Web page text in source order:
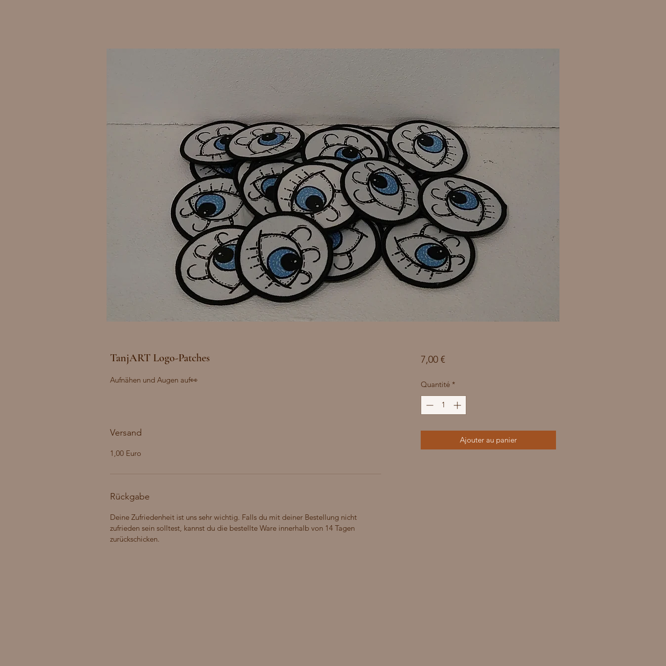
TanjART Logo-Patches
Aufnähen und Augen auf👀
Versand
1,00 Euro
Rückgabe
Deine Zufriedenheit ist uns sehr wichtig. Falls du mit deiner Bestellung nicht
zufrieden sein solltest, kannst du die bestellte Ware innerhalb von 14 Tagen
zurückschicken.
7,00 €Prix
Quantité *
Ajouter au panier